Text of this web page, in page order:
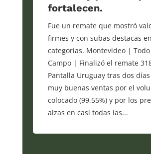
fortalecen.
Fue un remate que mostró
firmes y con subas destacas
categorías. Montevideo | Todo
Campo | Finalizó el remate
Pantalla Uruguay tras dos
muy buenas ventas por el
colocado (99,55%) y por los
alzas en casi todas las...